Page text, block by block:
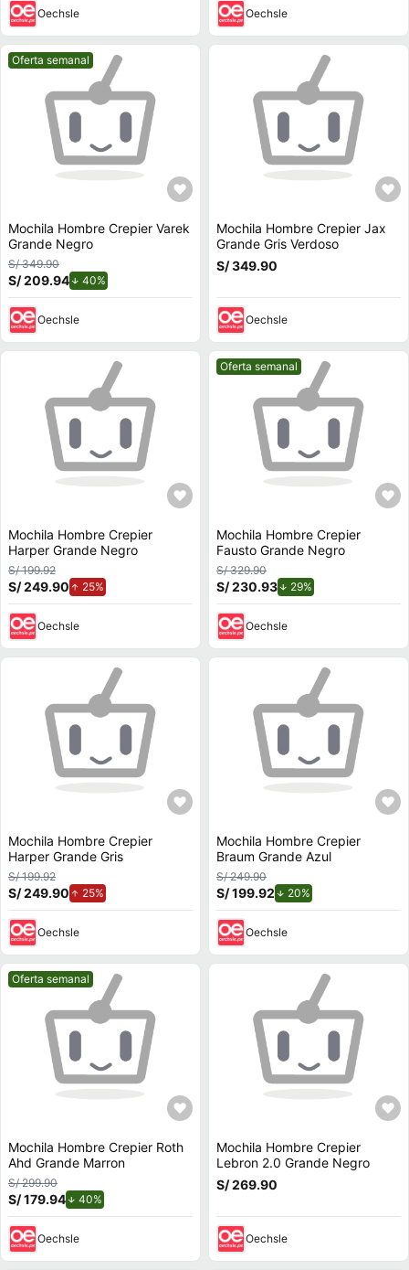
Oechsle Oechsle
Mejor precio.
Oferta semanal
Mochila Hombre Crepier Varek
Grande Negro
S/ 349.90
S/ 209.94 40%
Oechsle
Mochila Hombre Crepier Jax
Grande Gris Verdoso
S/ 349.90
Oechsle
Mochila Hombre Crepier
Harper Grande Negro
S/ 199.92
S/ 249.90 25%
Oechsle
Mejor precio.
Oferta semanal
Mochila Hombre Crepier
Fausto Grande Negro
S/ 329.90
S/ 230.93 29%
Oechsle
Mochila Hombre Crepier
Harper Grande Gris
S/ 199.92
S/ 249.90 25%
Oechsle
Mochila Hombre Crepier
Braum Grande Azul
S/ 249.90
S/ 199.92 20%
Oechsle
Mejor precio.
Oferta semanal
Mochila Hombre Crepier Roth
Ahd Grande Marron
S/ 299.90
S/ 179.94 40%
Oechsle
Mochila Hombre Crepier
Lebron 2.0 Grande Negro
S/ 269.90
Oechsle